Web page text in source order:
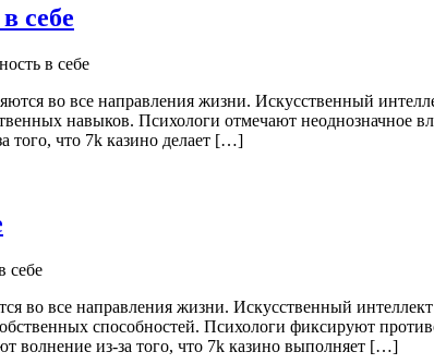
себе
в себе
во все направления жизни. Искусственный
навыков. Психологи отмечают неоднозначное
того, что 7k казино делает […]
себе
во все направления жизни. Искусственный
способностей. Психологи фиксируют
волнение из-за того, что 7k казино выполняет […]